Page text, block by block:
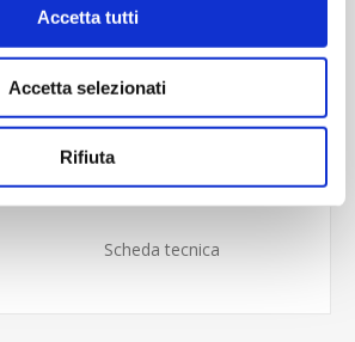
Accetta tutti
Accetta selezionati
Rifiuta
REVIEWS
CONTACT US
Scheda tecnica